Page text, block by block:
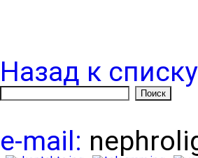
Назад к списку
e-mail: